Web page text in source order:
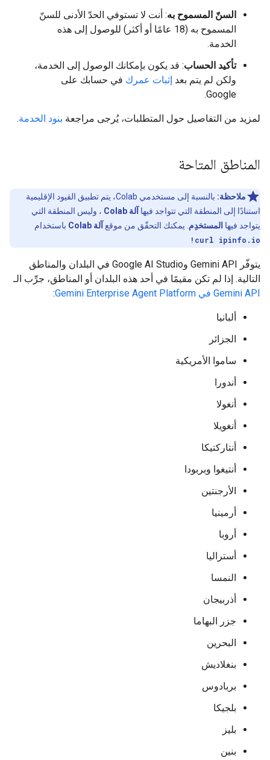
السنّ المسموح به: أنت لا تستوفي الحدّ الأدنى للسنّ
المسموح به (18 عامًا أو أكثر) للوصول إلى هذه
الخدمة.
تأكيد الحساب: قد يكون بإمكانك الوصول إلى الخدمة،
ولكن لم يتم بعد إثبات عمرك في حسابك على
Google.
لمزيد من التفاصيل حول المتطلبات، يُرجى مراجعة بنود الخدمة.
المناطق المتاحة
ملاحظة:
بالنسبة إلى مستخدمي Colab، يتم تطبيق القيود الإقليمية
استنادًا إلى المنطقة التي تتواجد فيها آلة Colab
، وليس المنطقة التي
يتواجد فيها المستخدِم . يمكنك التحقّق من موقع آلة Colab
باستخدام
!curl ipinfo.io
يتوفّر Gemini API وGoogle AI Studio في البلدان والمناطق
التالية. إذا لم تكن مقيمًا في أحد هذه البلدان أو المناطق، جرِّب الـ
Gemini API في Gemini Enterprise Agent Platform
:
ألبانيا
الجزائر
ساموا الأمريكية
أندورا
أنغولا
أنغويلا
أنتاركتيكا
أنتيغوا وبربودا
الأرجنتين
أرمينيا
أروبا
أستراليا
النمسا
أذربيجان
جزر البهاما
البحرين
بنغلاديش
بربادوس
بلجيكا
بليز
بنين